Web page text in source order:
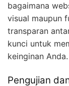
bagaimana
visual maupun
transparan
kunci untuk
keinginan Anda.
Pengujian